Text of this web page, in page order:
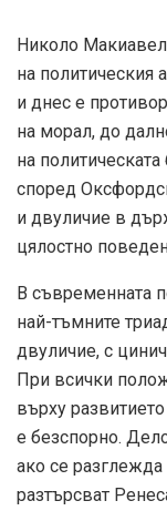
Николо
на политическия
и днес е
на морал, до
на
според
и двуличие в
цялостно
В съвременната
най-тъмните
двуличие, с
При всички
върху
е безспорно.
ако се разглежда
разтърсват